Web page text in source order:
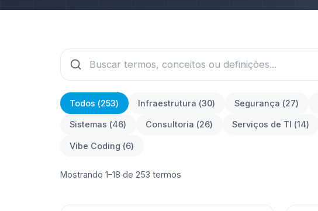
Todos (253) Infraestrutura (30) Segurança (27)
Sistemas (46) Consultoria (26) Serviços de TI (14)
Vibe Coding (6)
Mostrando 1–18 de 253 termos